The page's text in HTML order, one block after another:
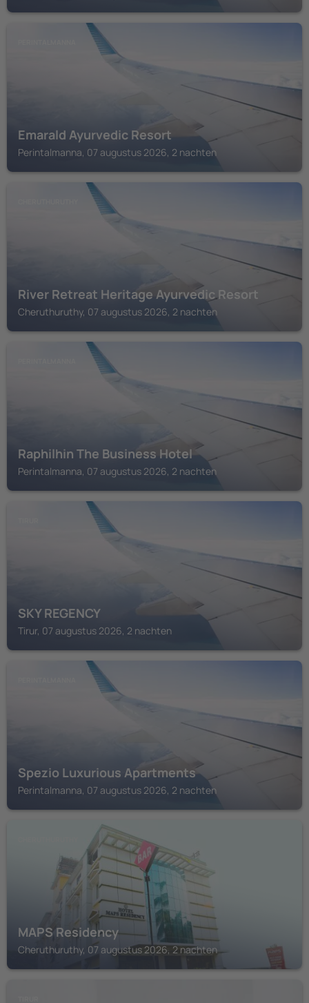
Emarald Ayurvedic Resort
Perintalmanna, 07 augustus 2026, 2 nachten
River Retreat Heritage Ayurvedic Resort
Cheruthuruthy, 07 augustus 2026, 2 nachten
Raphilhin The Business Hotel
Perintalmanna, 07 augustus 2026, 2 nachten
SKY REGENCY
Tirur, 07 augustus 2026, 2 nachten
Spezio Luxurious Apartments
Perintalmanna, 07 augustus 2026, 2 nachten
MAPS Residency
Cheruthuruthy, 07 augustus 2026, 2 nachten